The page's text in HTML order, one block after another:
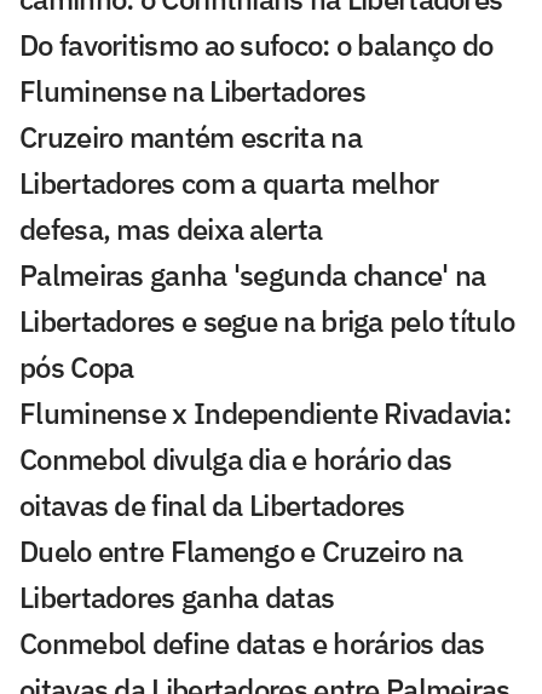
Do favoritismo ao sufoco: o balanço do
Fluminense na Libertadores
Cruzeiro mantém escrita na
Libertadores com a quarta melhor
defesa, mas deixa alerta
Palmeiras ganha 'segunda chance' na
Libertadores e segue na briga pelo título
pós Copa
Fluminense x Independiente Rivadavia:
Conmebol divulga dia e horário das
oitavas de final da Libertadores
Duelo entre Flamengo e Cruzeiro na
Libertadores ganha datas
Conmebol define datas e horários das